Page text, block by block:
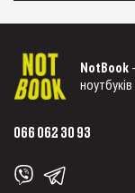
NotBook
ноутбуків
066 062 30 93